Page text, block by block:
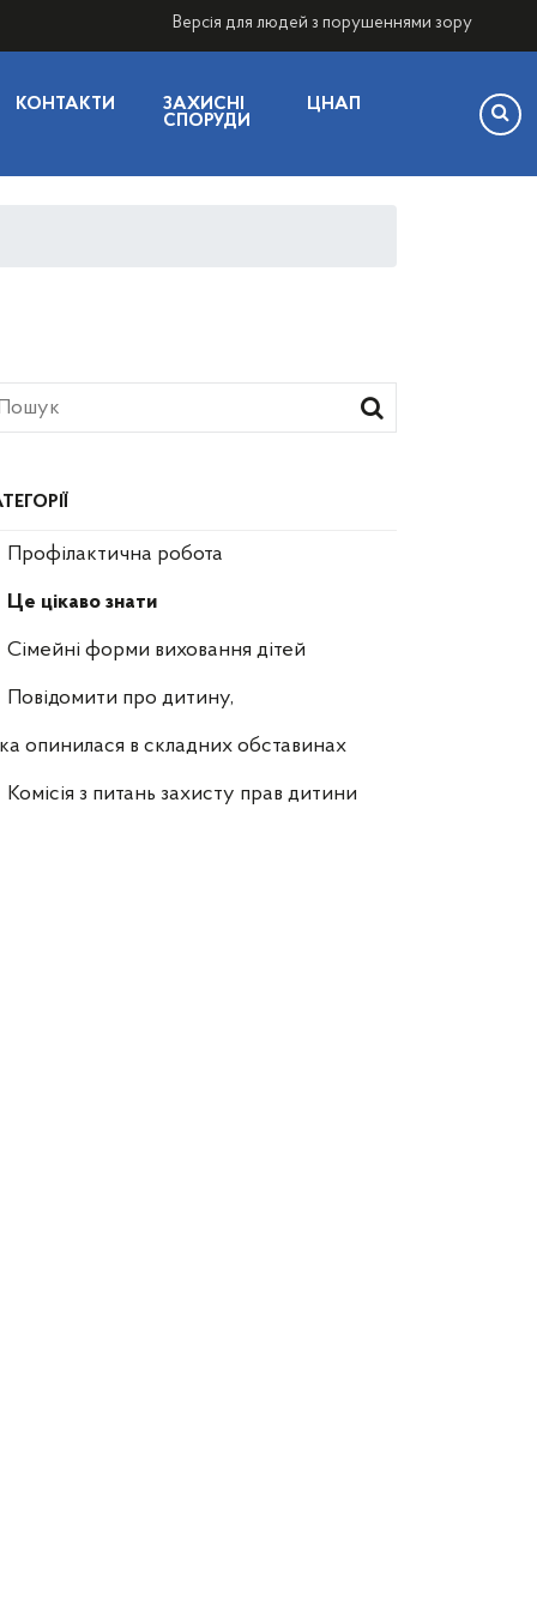
Версія для людей з порушеннями зору
КОНТАКТИ
ЗАХИСНІ
СПОРУДИ
ЦНАП
Профілактична робота
Це цікаво знати
Сімейні форми виховання дітей
Повідомити про дитину,
опинилася в складних обставинах
Комісія з питань захисту прав дитини